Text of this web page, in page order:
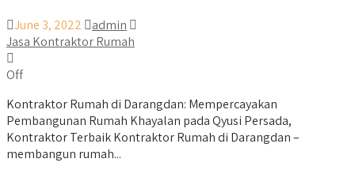
June 3, 2022
admin
Jasa Kontraktor Rumah
Off
Kontraktor Rumah di Darangdan: Mempercayakan
Pembangunan Rumah Khayalan pada Qyusi Persada,
Kontraktor Terbaik Kontraktor Rumah di Darangdan –
membangun rumah...